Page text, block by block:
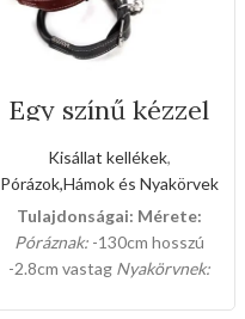
Egy színű kézzel
varrott bőr póráz
és nyakörv
szett(Nagy méret)
Kisállat kellékek,
Pórázok,Hámok és Nyakörvek
Tulajdonságai: Mérete:
Póráznak:-130cm hosszú
-2.8cm vastag Nyakörvnek: